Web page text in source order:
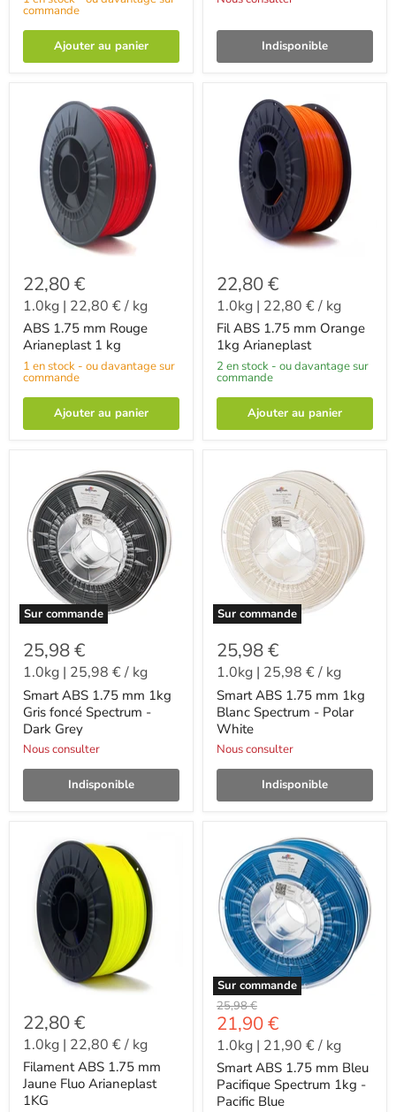
commande
Ajouter au panier Indisponible
22,80 €
1.0kg | 22,80 €/ kg
ABS 1.75 mm Rouge
Arianeplast 1 kg
1 en stock - ou davantage sur
commande
Ajouter au panier
22,80 €
1.0kg | 22,80 €/ kg
Fil ABS 1.75 mm Orange
1kg Arianeplast
2 en stock - ou davantage sur
commande
Ajouter au panier
Sur commande
25,98 €
1.0kg | 25,98 €/ kg
Smart ABS 1.75 mm 1kg
Gris foncé Spectrum -
Dark Grey
Nous consulter
Indisponible
Sur commande
25,98 €
1.0kg | 25,98 €/ kg
Smart ABS 1.75 mm 1kg
Blanc Spectrum - Polar
White
Nous consulter
Indisponible
22,80 €
1.0kg | 22,80 €/ kg
Filament ABS 1.75 mm
Jaune Fluo Arianeplast
1KG
Sur commande
-
25,98 €
-
21,90 €
1.0kg | 21,90 €/ kg
Smart ABS 1.75 mm Bleu
Pacifique Spectrum 1kg -
Pacific Blue